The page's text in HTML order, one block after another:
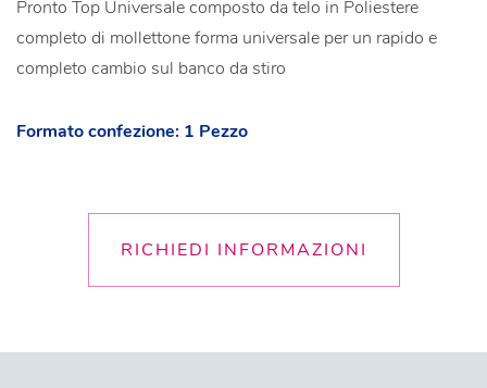
Pronto Top Universale composto da telo in Poliestere
completo di mollettone forma universale per un rapido e
completo cambio sul banco da stiro
Formato confezione: 1 Pezzo
RICHIEDI INFORMAZIONI